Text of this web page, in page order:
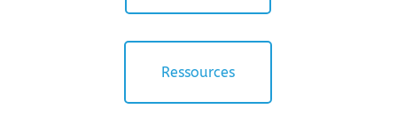
Ressources